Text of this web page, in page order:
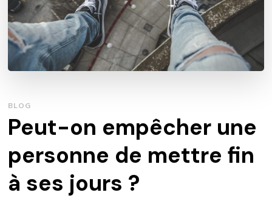
BLOG
Peut-on empêcher une
personne de mettre fin
à ses jours ?